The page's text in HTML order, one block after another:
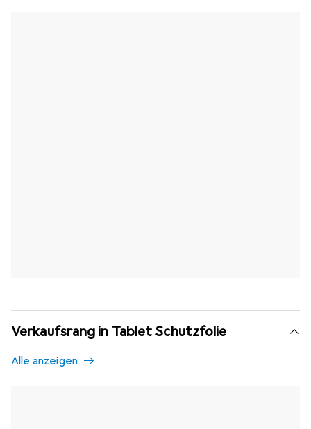
Verkaufsrang in Tablet Schutzfolie
Alle anzeigen